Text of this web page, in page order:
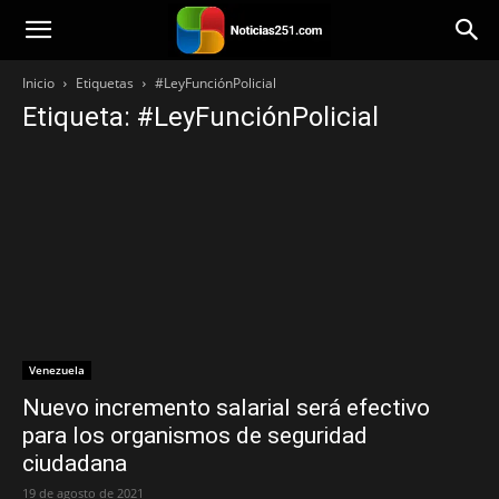
Noticias251
Inicio Etiquetas #LeyFunciónPolicial
Etiqueta: #LeyFunciónPolicial
Venezuela
Nuevo incremento salarial será efectivo
para los organismos de seguridad
ciudadana
19 de agosto de 2021